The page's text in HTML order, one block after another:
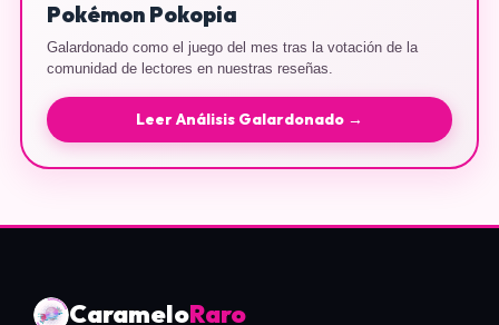
Pokémon Pokopia
Galardonado como el juego del mes tras la votación de la
comunidad de lectores en nuestras reseñas.
Leer Análisis Galardonado →
CarameloRaro